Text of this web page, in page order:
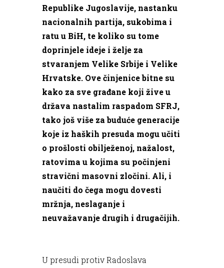
Republike Jugoslavije, nastanku
nacionalnih partija, sukobima i
ratu u BiH, te koliko su tome
doprinjele ideje i želje za
stvaranjem Velike Srbije i Velike
Hrvatske. Ove činjenice bitne su
kako za sve građane koji žive u
država nastalim raspadom SFRJ,
tako još više za buduće generacije
koje iz haških presuda mogu učiti
o prošlosti obilježenoj, nažalost,
ratovima u kojima su počinjeni
stravični masovni zločini. Ali, i
naučiti do čega mogu dovesti
mržnja, neslaganje i
neuvažavanje drugih i drugačijih.
U presudi protiv Radoslava